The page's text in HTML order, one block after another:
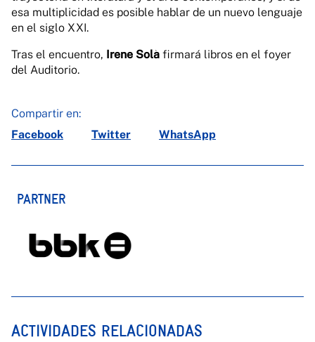
esa multiplicidad es posible hablar de un nuevo lenguaje
en el siglo XXI.
Tras el encuentro, Irene Solà firmará libros en el foyer
del Auditorio.
Compartir en:
Facebook
Twitter WhatsApp
PARTNER
ACTIVIDADES RELACIONADAS